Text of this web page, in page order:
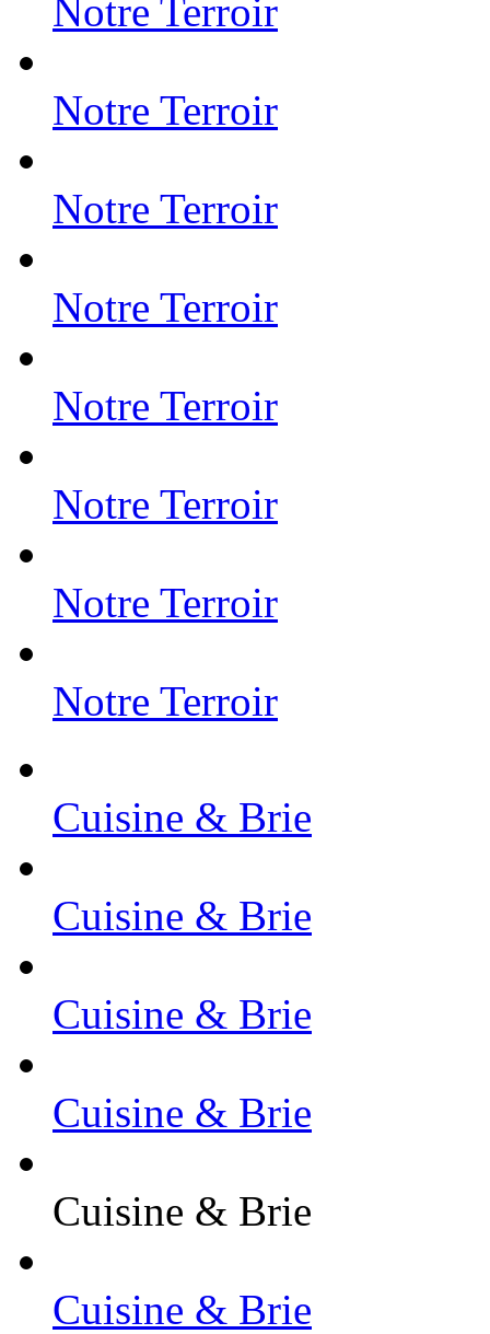
Notre Terroir
Notre Terroir
Notre Terroir
Notre Terroir
Notre Terroir
Notre Terroir
Notre Terroir
Notre Terroir
Cuisine & Brie
Cuisine & Brie
Cuisine & Brie
Cuisine & Brie
Cuisine & Brie
Cuisine & Brie